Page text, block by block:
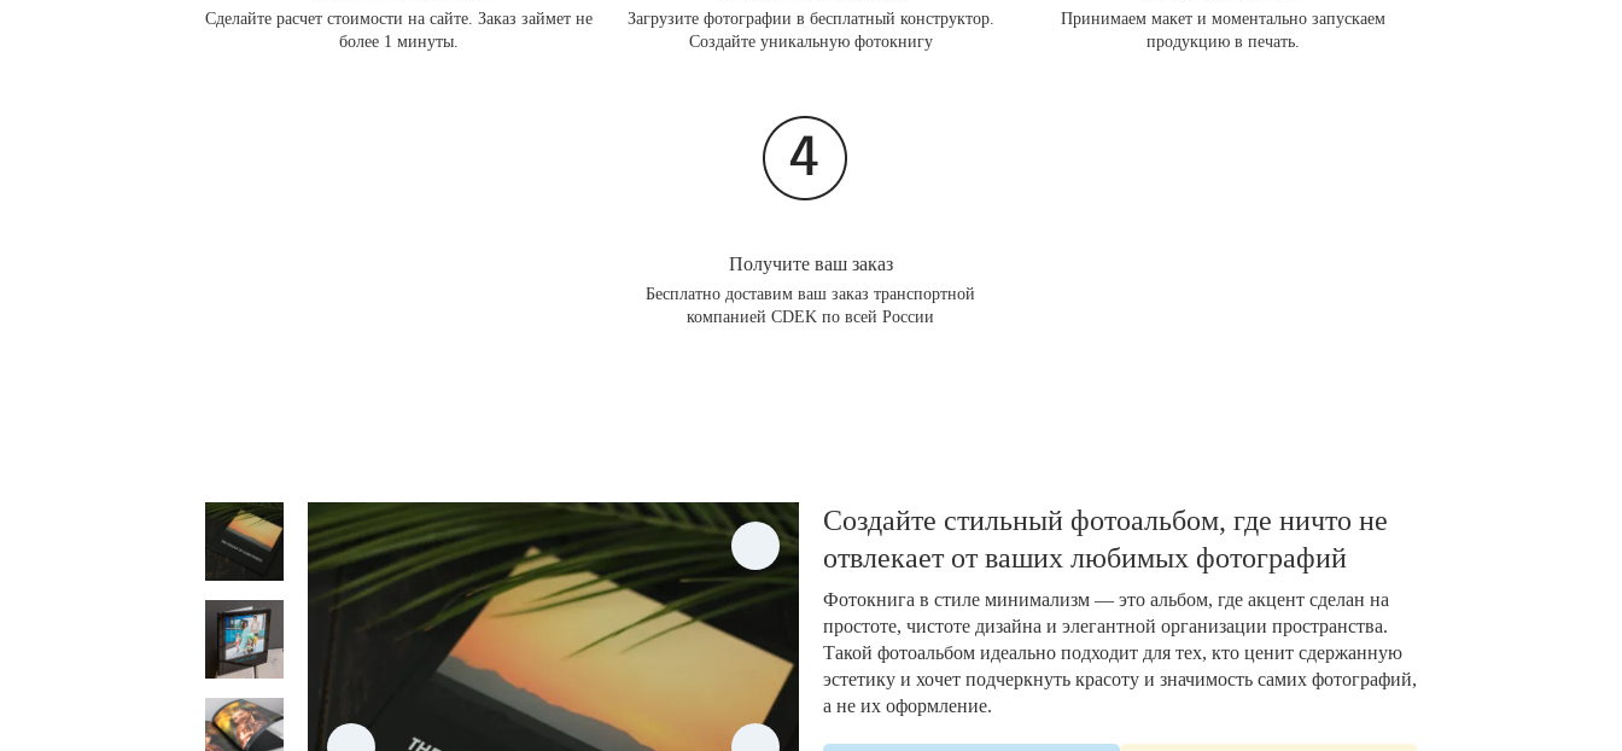
Сделайте расчет стоимости на сайте. Заказ займет не
более 1 минуты.
Загрузите фотографии в бесплатный конструктор.
Создайте уникальную фотокнигу
Принимаем макет и моментально запускаем
продукцию в печать.
Получите ваш заказ
Бесплатно доставим ваш заказ транспортной
компанией CDEK по всей России
Создайте стильный фотоальбом, где ничто не
отвлекает от ваших любимых фотографий
Фотокнига в стиле минимализм — это альбом, где акцент сделан на
простоте, чистоте дизайна и элегантной организации пространства.
Такой фотоальбом идеально подходит для тех, кто ценит сдержанную
эстетику и хочет подчеркнуть красоту и значимость самих фотографий,
а не их оформление.